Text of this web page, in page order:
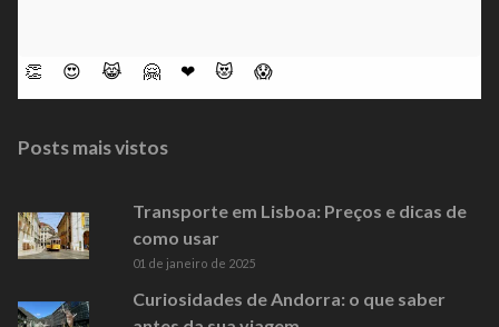
👏 😍 😹 🤗 ❤ 😻 😱
Posts mais vistos
Transporte em Lisboa: Preços e dicas de
como usar
01 de janeiro de 2025
Curiosidades de Andorra: o que saber